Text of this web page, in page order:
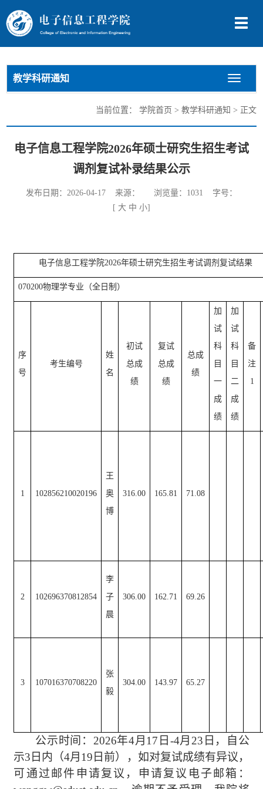
切
导
教学科研通知
切
换
航
当前位置： 学院首页 > 教学科研通知 > 正文
电子信息工程学院2026年硕士研究生招生考试
调剂复试补录结果公示
发布日期：2026-04-17 来源： 浏览量： 1031 字号：
[ 大 中 小]
电子信息工程学院2026年硕士研究生招生考试调剂复试结果
070200物理学专业（全日制）
序
号
考生编号
姓
名
初试
总成
绩
复试
总成
绩
总成
绩
加
试
科
目
一
成
绩
加
试
科
目
二
成
绩
备
注
1
1 102856210020196
王
奥
博
316.00 165.81 71.08
2 102696370812854
李
子
晨
306.00 162.71 69.26
3 107016370708220
张
毅
304.00 143.97 65.27
公示时间： 2026年4月17日-4月23日，自公
示3日内（4月19日前），如对复试成绩有异议，
可通过邮件申请复议，申请复议电子邮箱：